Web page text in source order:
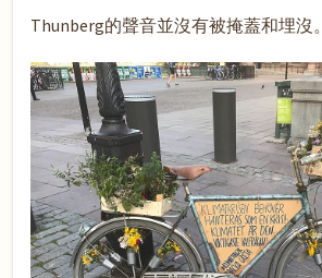
Thunberg的聲音並沒有被掩蓋和埋沒。